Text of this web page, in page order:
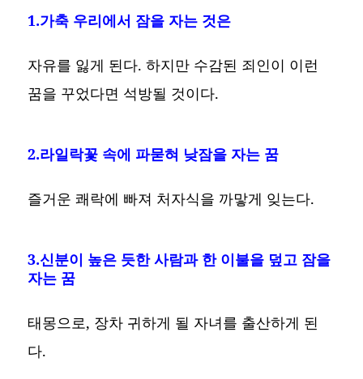
1.가축 우리에서 잠을 자는 것은
자유를 잃게 된다. 하지만 수감된 죄인이 이런
꿈을 꾸었다면 석방될 것이다.
2.라일락꽃 속에 파묻혀 낮잠을 자는 꿈
즐거운 쾌락에 빠져 처자식을 까맣게 잊는다.
3.신분이 높은 듯한 사람과 한 이불을 덮고 잠을
자는 꿈
태몽으로, 장차 귀하게 될 자녀를 출산하게 된
다.